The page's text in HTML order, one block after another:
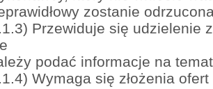
zostanie
Przewiduje się udzielenie
podać informacje na
Wymaga się złożenia